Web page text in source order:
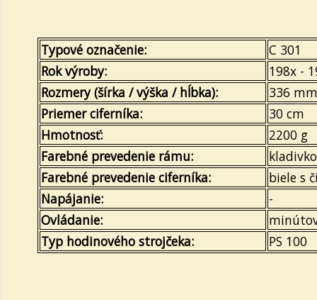
Typové označenie:
C 301
Rok výroby:
198x -
Rozmery (šírka / výška / hĺbka):
336
Priemer ciferníka:
30 cm
Hmotnosť:
2200 g
Farebné prevedenie rámu:
Farebné prevedenie ciferníka:
biele s
Napájanie:
-
Ovládanie:
Typ hodinového strojčeka:
PS 100